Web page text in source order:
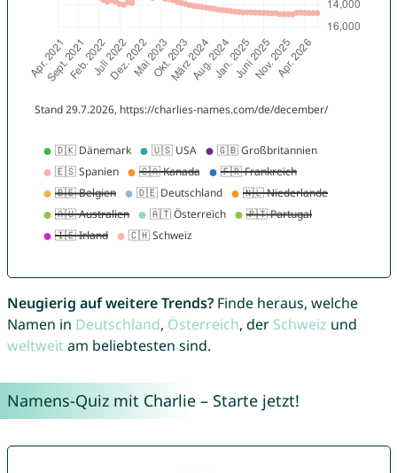
Neugierig auf weitere Trends?Finde heraus, welche
Namen in Deutschland, Österreich, der Schweiz und
weltweitam beliebtesten sind.
Namens-Quiz mit Charlie – Starte jetzt!